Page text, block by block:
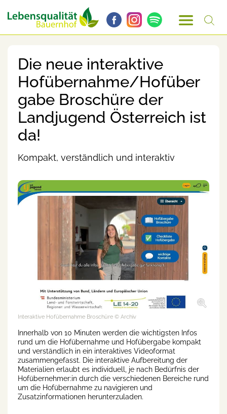
Die neue interaktive
Hofübernahme/Hofüber
gabe Broschüre der
Landjugend Österreich ist
da!
Kompakt, verständlich und interaktiv
Interaktive Hofübernahme Broschüre © Archiv
Innerhalb von 10 Minuten werden die wichtigsten Infos
rund um die Hofübernahme und Hofübergabe kompakt
und verständlich in ein interaktives Videoformat
zusammengefasst. Die interaktive Aufbereitung der
Materialien erlaubt es individuell, je nach Bedürfnis der
Hofübernehmer:in durch die verschiedenen Bereiche rund
um die Hofübernahme zu navigieren und
Zusatzinformationen herunterzuladen.